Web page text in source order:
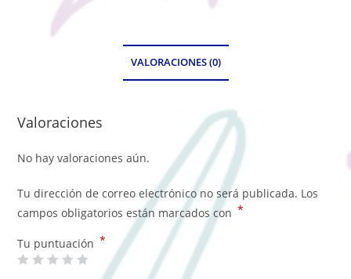
VALORACIONES (0)
Valoraciones
No hay valoraciones aún.
Tu dirección de correo electrónico no será publicada. Los
campos obligatorios están marcados con *
Tu puntuación *